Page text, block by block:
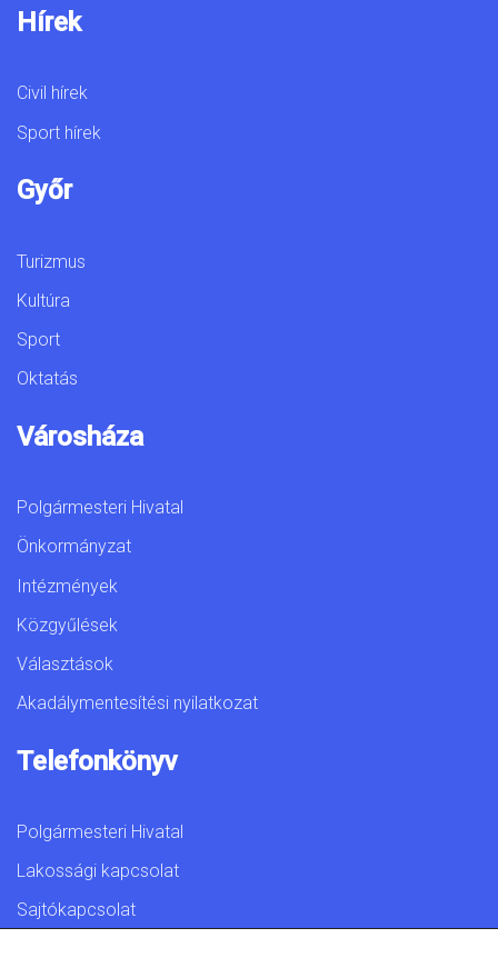
Hírek
Civil hírek
Sport hírek
Győr
Turizmus
Kultúra
Sport
Oktatás
Városháza
Polgármesteri Hivatal
Önkormányzat
Intézmények
Közgyűlések
Választások
Akadálymentesítési nyilatkozat
Telefonkönyv
Polgármesteri Hivatal
Lakossági kapcsolat
Sajtókapcsolat